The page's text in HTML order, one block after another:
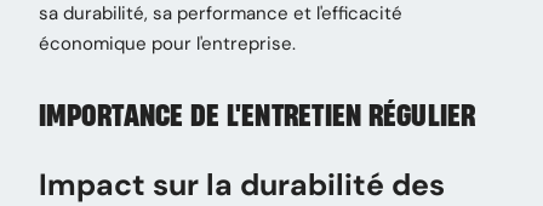
sa durabilité, sa performance et l'efficacité
économique pour l'entreprise.
IMPORTANCE DE L'ENTRETIEN RÉGULIER
Impact sur la durabilité des